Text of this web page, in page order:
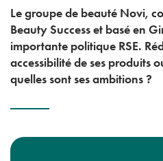
Le groupe de beauté Novi,
Beauty Success et basé en
importante politique RSE.
accessibilité de ses produits
quelles sont ses ambitions ?